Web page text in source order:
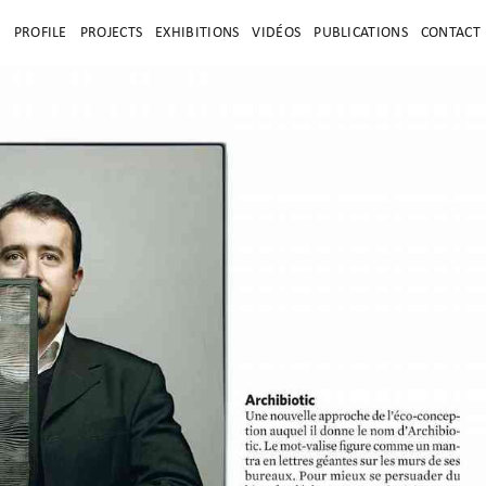
PROFILE PROJECTS EXHIBITIONS VIDÉOS PUBLICATIONS CONTACT